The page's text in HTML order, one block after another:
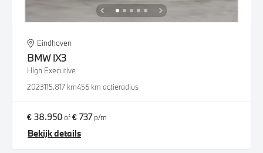
Eindhoven
BMW iX3
High Executive
2023115.817 km456 km actieradius
€ 38.950of€ 737p/m
Bekijk details